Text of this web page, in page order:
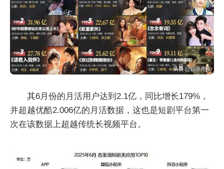
其6月份的月活用户达到2.1亿，同比增长179%，
并超越优酷2.006亿的月活数据，这也是短剧平台第一
次在该数据上超越传统长视频平台。